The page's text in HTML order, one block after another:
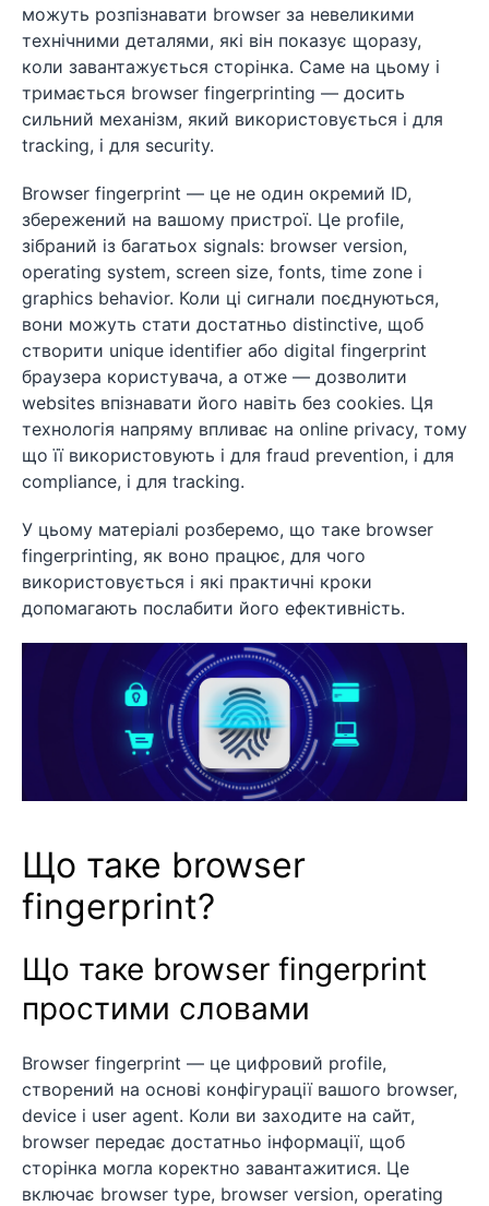
можуть розпізнавати browser за невеликими
технічними деталями, які він показує щоразу,
коли завантажується сторінка. Саме на цьому і
тримається browser fingerprinting — досить
сильний механізм, який використовується і для
tracking, і для security.
Browser fingerprint — це не один окремий ID,
збережений на вашому пристрої. Це profile,
зібраний із багатьох signals: browser version,
operating system, screen size, fonts, time zone і
graphics behavior. Коли ці сигнали поєднуються,
вони можуть стати достатньо distinctive, щоб
створити unique identifier або digital fingerprint
браузера користувача, а отже — дозволити
websites впізнавати його навіть без cookies. Ця
технологія напряму впливає на online privacy, тому
що її використовують і для fraud prevention, і для
compliance, і для tracking.
У цьому матеріалі розберемо, що таке browser
fingerprinting, як воно працює, для чого
використовується і які практичні кроки
допомагають послабити його ефективність.
Що таке browser
fingerprint?
Що таке browser fingerprint
простими словами
Browser fingerprint — це цифровий profile,
створений на основі конфігурації вашого browser,
device і user agent. Коли ви заходите на сайт,
browser передає достатньо інформації, щоб
сторінка могла коректно завантажитися. Це
включає browser type, browser version, operating